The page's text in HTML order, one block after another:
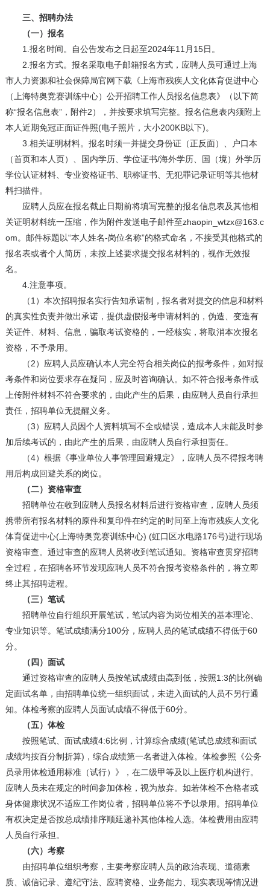
三、招聘办法
（一）报名
1.报名时间。自公告发布之日起至2024年11月15日。
2.报名方式。报名采取电子邮箱报名方式，应聘人员可通过上海
市人力资源和社会保障局官网下载《上海市残疾人文化体育促进中心
（上海特奥竞赛训练中心）公开招聘工作人员报名信息表》（以下简
称“报名信息表”，附件2），并按要求填写完整。报名信息表内须附上
本人近期免冠正面证件照(电子照片，大小200KB以下)。
3.相关证明材料。报名时须一并提交身份证（正反面）、户口本
（首页和本人页）、国内学历、学位证书/海外学历、国（境）外学历
学位认证材料、专业资格证书、职称证书、无犯罪记录证明等其他材
料扫描件。
应聘人员应在报名截止日期前将填写完整的报名信息表及其他相
关证明材料统一压缩，作为附件发送电子邮件至zhaopin_wtzx@163.c
om。邮件标题以“本人姓名-岗位名称”的格式命名，不接受其他格式的
报名表或者个人简历，未按上述要求提交报名材料的，视作无效报
名。
4.注意事项。
（1）本次招聘报名实行告知承诺制，报名者对提交的信息和材料
的真实性负责并做出承诺，提供虚假报考申请材料的，伪造、变造有
关证件、材料、信息，骗取考试资格的，一经核实，将取消本次报名
资格，不予录用。
（2）应聘人员应确认本人完全符合相关岗位的报考条件，如对报
考条件和岗位要求存在疑问，应及时咨询确认。如不符合报考条件或
上传附件材料不符合要求的，由此产生的后果，由应聘人员自行承担
责任，招聘单位无提醒义务。
（3）应聘人员因个人资料填写不全或错误，造成本人未能及时参
加后续考试的，由此产生的后果，由应聘人员自行承担责任。
（4）根据《事业单位人事管理回避规定》，应聘人员不得报考聘
用后构成回避关系的岗位。
（二）资格审查
招聘单位在收到应聘人员报名材料后进行资格审查，应聘人员须
携带所有报名材料的原件和复印件在约定的时间至上海市残疾人文化
体育促进中心(上海特奥竞赛训练中心) (虹口区水电路176号)进行现场
资格审查。通过审查的应聘人员将收到笔试通知。资格审查贯穿招聘
全过程，在招聘各环节发现应聘人员不符合报考资格条件的，将立即
终止其招聘进程。
（三）笔试
招聘单位自行组织开展笔试，笔试内容为岗位相关的基本理论、
专业知识等。笔试成绩满分100分，应聘人员的笔试成绩不得低于60
分。
（四）面试
通过资格审查的应聘人员按笔试成绩由高到低，按照1:3的比例确
定面试名单，由招聘单位统一组织面试，未进入面试的人员不另行通
知。体检考察的应聘人员面试成绩不得低于60分。
（五）体检
按照笔试、面试成绩4:6比例，计算综合成绩(笔试总成绩和面试
成绩均按百分制折算)，综合成绩第一名者进入体检。体检参照《公务
员录用体检通用标准（试行）》，在二级甲等及以上医疗机构进行。
应聘人员未在规定的时间参加体检，视为放弃。如若体检不合格者或
身体健康状况不适应工作岗位者，招聘单位将不予以录用。招聘单位
有权决定是否按总成绩排序顺延递补其他体检人选。体检费用由应聘
人员自行承担。
（六）考察
由招聘单位组织考察，主要考察应聘人员的政治表现、道德素
质、诚信记录、遵纪守法、应聘资格、业务能力、现实表现等情况进